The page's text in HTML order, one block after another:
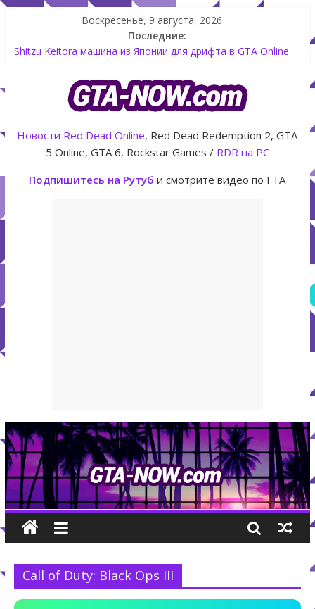
Воскресенье, 9 августа, 2026
Последние:
Shitzu Keitora машина из Японии для дрифта в GTA Online
GTA Online уже 14 июля
GTA Online: Rockstar запускает программу Fine Art Collector
с наградами
Летнее обновление для GTA 5 Online The Kortz Center Heist
Как создать аккаунт Rockstar Games Social Club инструкция
Новости Red Dead Online, Red Dead Redemption 2, GTA
5 Online, GTA 6, Rockstar Games / RDR на PC
Подпишитесь на Рутуб и смотрите видео по ГТА
Call of Duty: Black Ops III